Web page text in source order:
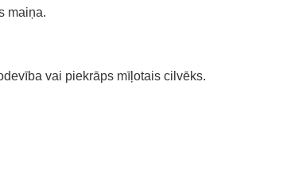
maiņa.
vai piekrāps mīļotais cilvēks.